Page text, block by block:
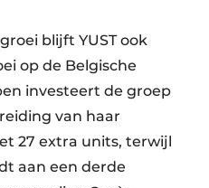
blijft YUST ook
op de Belgische
investeert de groep
van haar
27 extra units, terwijl
aan een derde